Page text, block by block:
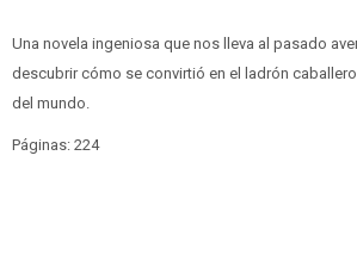
Una novela ingeniosa que nos lleva al pasado
descubrir cómo se convirtió en el ladrón
del mundo.
Páginas: 224